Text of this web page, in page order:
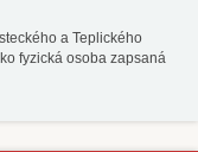
a Teplického
fyzická osoba zapsaná